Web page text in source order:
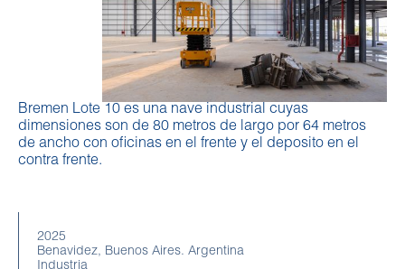
Bremen Lote 10 es una nave industrial cuyas
dimensiones son de 80 metros de largo por 64 metros
de ancho con oficinas en el frente y el deposito en el
contra frente.
2025
Benavidez, Buenos Aires. Argentina
Industria